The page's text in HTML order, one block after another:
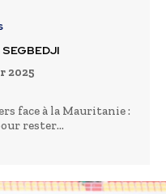
2025
face à la Mauritanie :
rester...